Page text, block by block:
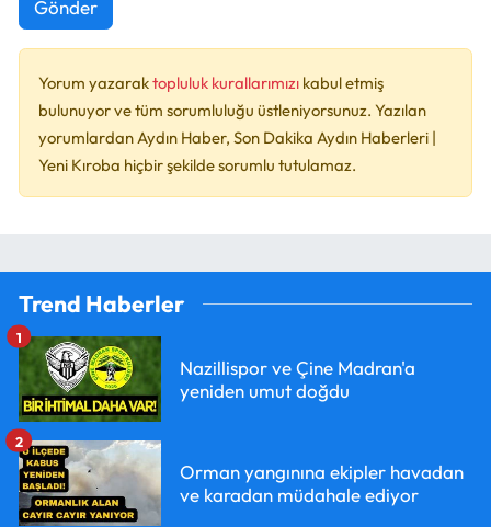
Gönder
Yorum yazaraktopluluk kurallarımızı kabul etmiş
bulunuyor ve tüm sorumluluğu üstleniyorsunuz. Yazılan
yorumlardan Aydın Haber, Son Dakika Aydın Haberleri |
Yeni Kıroba hiçbir şekilde sorumlu tutulamaz.
Trend Haberler
Nazillispor ve Çine Madran'a
yeniden umut doğdu
1
Orman yangınına ekipler havadan
ve karadan müdahale ediyor
2